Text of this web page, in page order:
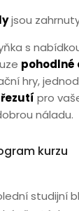
jsou
s
pohodlné
hry,
pro
náladu.
kurzu
studijní